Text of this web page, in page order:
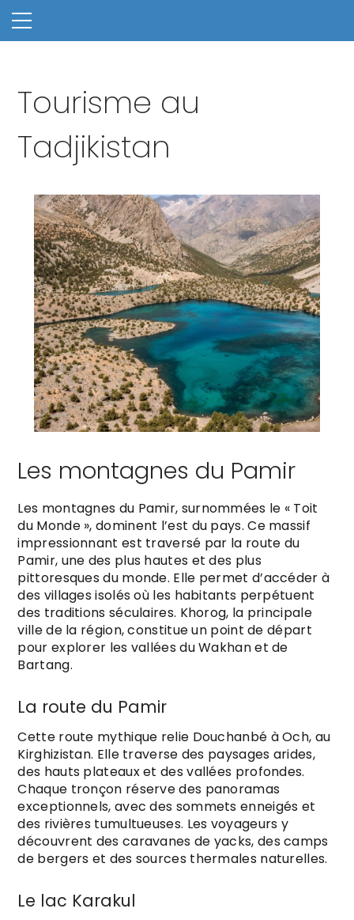
Tourisme au
Tadjikistan
Les montagnes du Pamir
Les montagnes du Pamir, surnommées le « Toit
du Monde », dominent l’est du pays. Ce massif
impressionnant est traversé par la route du
Pamir, une des plus hautes et des plus
pittoresques du monde. Elle permet d’accéder à
des villages isolés où les habitants perpétuent
des traditions séculaires. Khorog, la principale
ville de la région, constitue un point de départ
pour explorer les vallées du Wakhan et de
Bartang.
La route du Pamir
Cette route mythique relie Douchanbé à Och, au
Kirghizistan. Elle traverse des paysages arides,
des hauts plateaux et des vallées profondes.
Chaque tronçon réserve des panoramas
exceptionnels, avec des sommets enneigés et
des rivières tumultueuses. Les voyageurs y
découvrent des caravanes de yacks, des camps
de bergers et des sources thermales naturelles.
Le lac Karakul